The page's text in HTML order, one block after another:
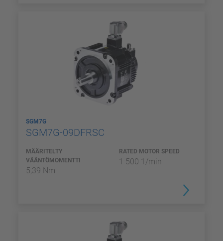
SGM7G
SGM7G-09DFRSC
MÄÄRITELTY
VÄÄNTÖMOMENTTI
5,39 Nm
RATED MOTOR SPEED
1 500 1/min